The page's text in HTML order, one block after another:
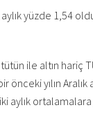
yüzde 1,54
ile altın hariç
önceki yılın
aylık